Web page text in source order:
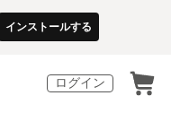
インストールする
ログイン